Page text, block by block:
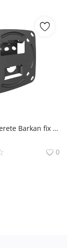
Suport TV perete Barkan fix 13-29 15kg Suport TV perete Barkan fix 13-29` 15kg Barkan
0